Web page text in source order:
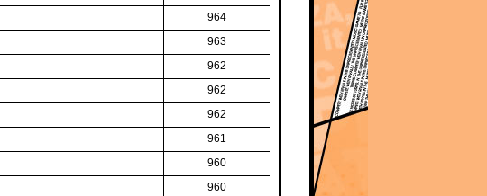
964
963
962
962
962
961
960
960